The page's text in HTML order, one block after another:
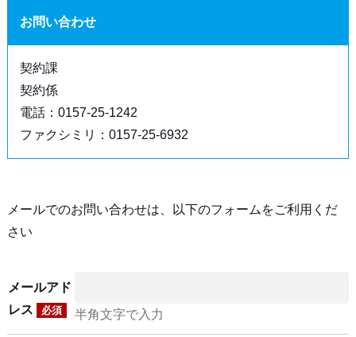
お問い合わせ
契約課
契約係
電話：0157-25-1242
ファクシミリ：0157-25-6932
メールでのお問い合わせは、以下のフォームをご利用くだ
さい
メールアド
レス
必須 半角文字で入力